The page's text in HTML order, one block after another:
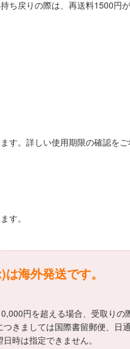
ち戻りの際は、再送料1500円
す。詳しい使用期限の確認をご
す。
海外発送です。
円を超える場合、受取りの
きましては国際書留郵便、日
時は指定できません。